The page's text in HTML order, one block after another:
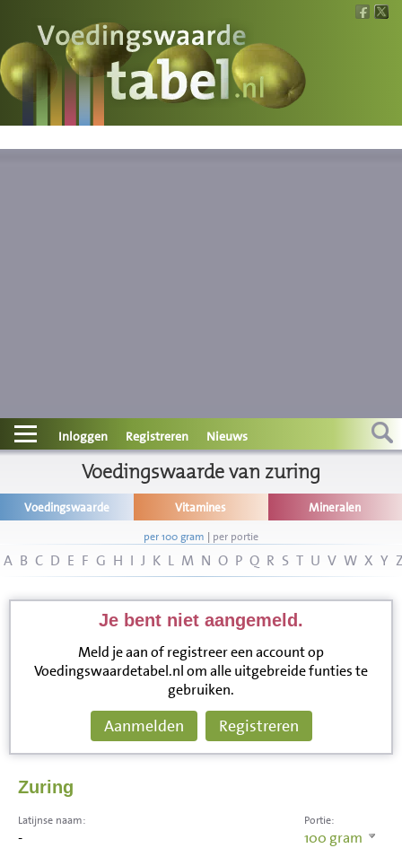
Voedingswaarde
Wat is wat?
Contact
Informatie
Disclaimer
Inloggen Registreren Nieuws
Voedingswaarde van zuring
Voedingswaarde Vitamines Mineralen
per 100 gram | per portie
A B C D E F G H I J K L M N O P Q R S T U V W X Y
Je bent niet aangemeld.
Meld je aan of registreer een account op
Voedingswaardetabel.nl om alle uitgebreide funties te
gebruiken.
Aanmelden Registreren
Zuring
Portie:
100 gram
Latijnse naam:
-